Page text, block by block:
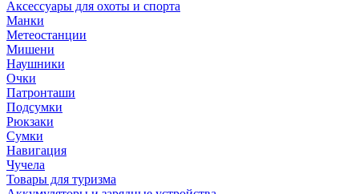
Аксессуары для охоты и спорта
Манки
Метеостанции
Мишени
Наушники
Очки
Патронташи
Подсумки
Рюкзаки
Сумки
Навигация
Чучела
Товары для туризма